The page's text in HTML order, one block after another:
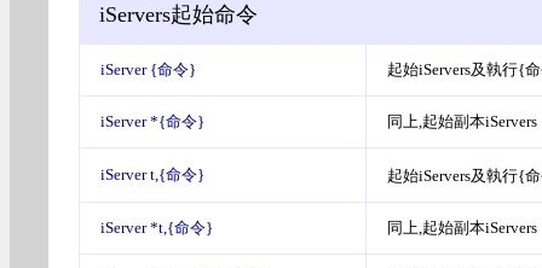
iServers起始命令
iServer {命令} 起始iServers及執行{
iServer *{命令} 同上,起始副本iServers
iServer t,{命令} 起始iServers及執行{
iServer *t,{命令} 同上,起始副本iServers